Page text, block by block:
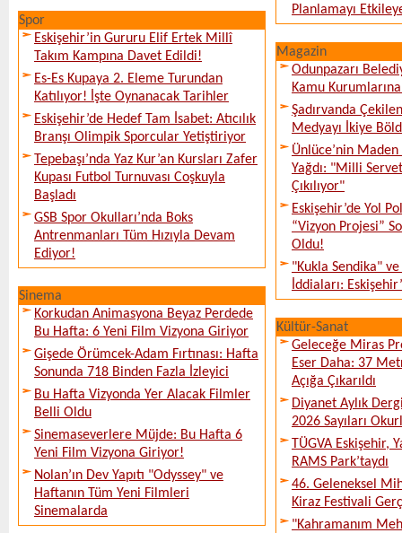
Spor
Eskişehir’in Gururu Elif Ertek Millî
Takım Kampına Davet Edildi!
Es-Es Kupaya 2. Eleme Turundan
Katılıyor! İşte Oynanacak Tarihler
Eskişehir’de Hedef Tam İsabet: Atıcılık
Branşı Olimpik Sporcular Yetiştiriyor
Tepebaşı’nda Yaz Kur’an Kursları Zafer
Kupası Futbol Turnuvası Coşkuyla
Başladı
GSB Spor Okulları’nda Boks
Antrenmanları Tüm Hızıyla Devam
Ediyor!
Sinema
Korkudan Animasyona Beyaz Perdede
Bu Hafta: 6 Yeni Film Vizyona Giriyor
Gişede Örümcek-Adam Fırtınası: Hafta
Sonunda 718 Binden Fazla İzleyici
Bu Hafta Vizyonda Yer Alacak Filmler
Belli Oldu
Sinemaseverlere Müjde: Bu Hafta 6
Yeni Film Vizyona Giriyor!
Nolan’ın Dev Yapıtı "Odyssey" ve
Haftanın Tüm Yeni Filmleri
Sinemalarda
Planlamayı
Magazin
Odunpazarı
Kamu Kurumlarına
Şadırvanda
Medyayı İkiye
Ünlüce’nin Maden
Yağdı: "Milli
Çıkılıyor"
Eskişehir’de Yol
“Vizyon Projesi”
Oldu!
"Kukla Sendika"
İddiaları:
Kültür-Sanat
Geleceğe Miras
Eser Daha: 37
Açığa Çıkarıldı
Diyanet Aylık
2026 Sayıları
TÜGVA Eskişehir,
RAMS Park’taydı
46. Geleneksel
Kiraz Festivali
"Kahramanım